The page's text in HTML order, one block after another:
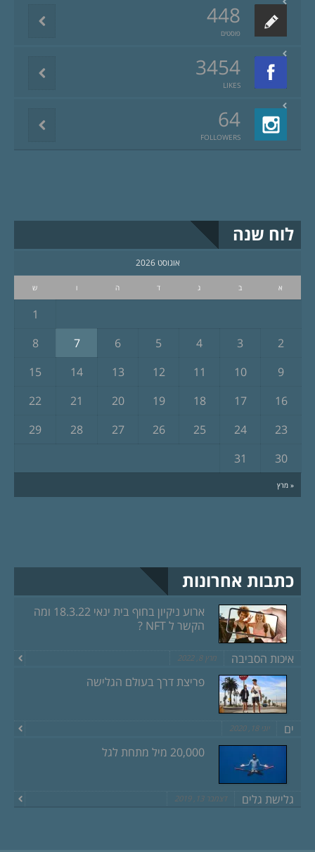
448
פוסטים
3454
LIKES
64
FOLLOWERS
לוח שנה
אוגוסט 2026
א ב ג ד ה ו ש
« מרץ
1
2
3
4
5
6
7
8
9
10
11
12
13
14
15
16
17
18
19
20
21
22
23
24
25
26
27
28
29
30
31
כתבות אחרונות
ארוע ניקיון בחוף בית ינאי 18.3.22 ומה
הקשר ל NFT ?
איכות הסביבה מרץ 8, 2022
פריצת דרך בעולם הגלישה
ים יוני 18, 2020
20,000 מיל מתחת לגל
גלישת גלים דצמבר 13, 2019